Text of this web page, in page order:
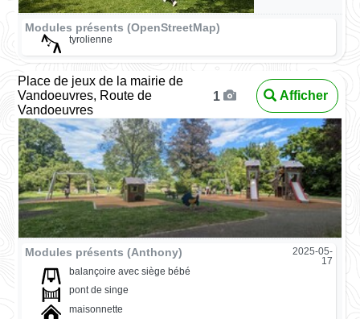
Modules présents (OpenStreetMap)
tyrolienne
Place de jeux de la mairie de
Vandoeuvres, Route de
Vandoeuvres
1 Afficher
Modules présents (Anthony)
2025-05-
17
balançoire avec siège bébé
pont de singe
maisonnette